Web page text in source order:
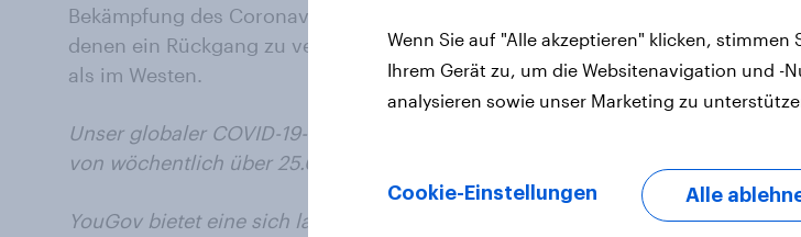
Bekämpfung des Coronavirus unterstützen – in den asiatischen Ländern, in
denen ein Rückgang zu verzeichnen ist, ist dieser deutlich weniger ausgeprägt
als im Westen.
Unser globaler COVID-19-Tracker untersucht Ansichten und Verhaltensweisen
von wöchentlich über 25.000 Menschen auf der ganzen Welt in Zeiten der
YouGov bietet eine sich laufend aktualisierende Übersichtsseite mit Umfrage-
Wenn Sie auf "Alle akzeptieren" klicken,
Ihrem Gerät zu, um die Websitenavigation und -
analysieren sowie unser Marketing zu
Cookie-Einstellungen Alle